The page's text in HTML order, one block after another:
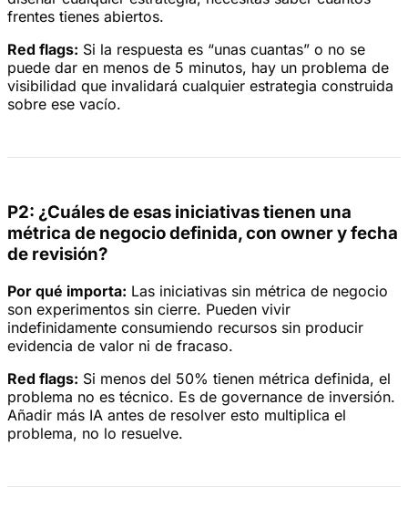
frentes tienes abiertos.
Red flags: Si la respuesta es “unas cuantas” o no se
puede dar en menos de 5 minutos, hay un problema de
visibilidad que invalidará cualquier estrategia construida
sobre ese vacío.
P2: ¿Cuáles de esas iniciativas tienen una
métrica de negocio definida, con owner y fecha
de revisión?
Por qué importa: Las iniciativas sin métrica de negocio
son experimentos sin cierre. Pueden vivir
indefinidamente consumiendo recursos sin producir
evidencia de valor ni de fracaso.
Red flags: Si menos del 50% tienen métrica definida, el
problema no es técnico. Es de governance de inversión.
Añadir más IA antes de resolver esto multiplica el
problema, no lo resuelve.